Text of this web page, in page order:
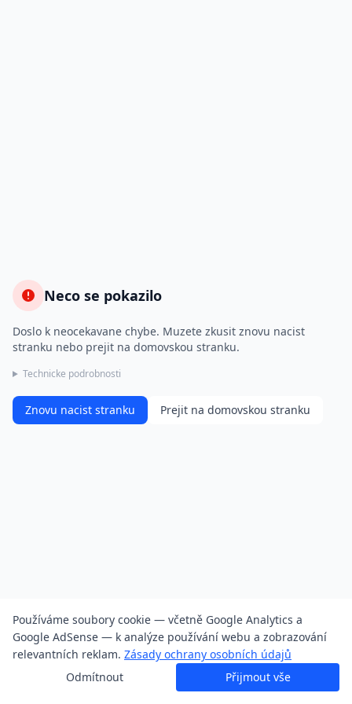
Neco se pokazilo
Doslo k neocekavane chybe. Muzete zkusit znovu nacist
stranku nebo prejit na domovskou stranku.
Technicke podrobnosti
Znovu nacist stranku Prejit na domovskou stranku
Používáme soubory cookie — včetně Google Analytics a
Google AdSense — k analýze používání webu a zobrazování
relevantních reklam. Zásady ochrany osobních údajů
Odmítnout
Přijmout vše